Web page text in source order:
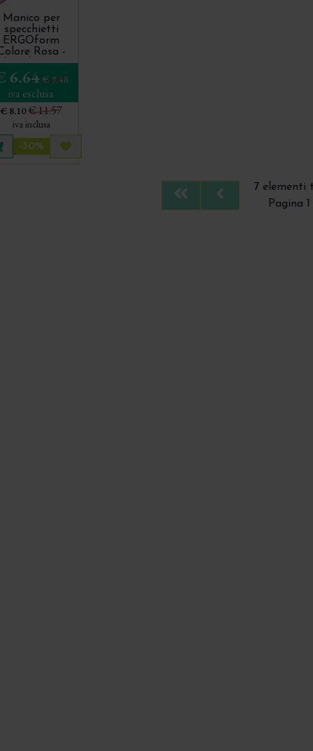
Manico per
specchietti
ERGOform
Rosa -
544
6.64 € 9.48
iva esclusa
€ 8.10€ 11.57
iva inclusa
al carrello
-30%
Acquista più tardi
First Previous
7 elementi
Pagina 1